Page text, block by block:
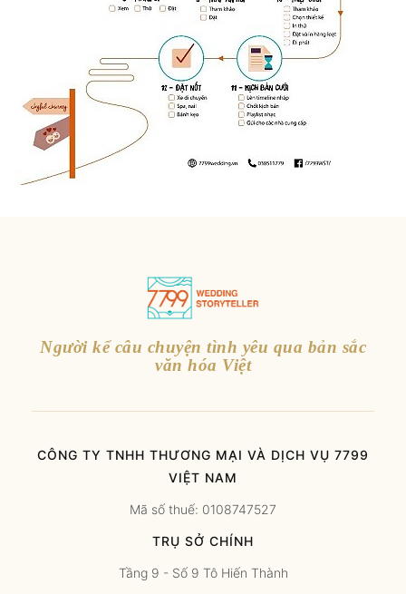
Người kể câu chuyện tình yêu qua bản sắc
văn hóa Việt
CÔNG TY TNHH THƯƠNG MẠI VÀ DỊCH VỤ 7799
VIỆT NAM
Mã số thuế: 0108747527
TRỤ SỞ CHÍNH
Tầng 9 - Số 9 Tô Hiến Thành